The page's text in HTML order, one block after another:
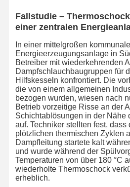
Qualitätskont
Rolle
Kontaktieren
Sie Uns
Blog
Bitte Um Ein
Angebot
Komposit-Schlauchrohr
Schlauchschlauch
Fallstudie –
einer zentralen
In einer mittelgroßen
Energieerzeugungsanlage in
Betreiber mit wiederkehrenden
Dampfschlauchbaugruppen für
Hilfskesseln konfrontiert. Die
die von einem allgemeinen
bezogen wurden, wiesen nach
Betrieb vorzeitige Risse an der
Schichtablösungen in der Nähe
auf. Techniker stellten fest,
plötzlichen thermischen Zyklen
Dampfleitung startete kalt
und wurde während der
Temperaturen von über 180 °C
wiederholte Thermoschock
erheblich.